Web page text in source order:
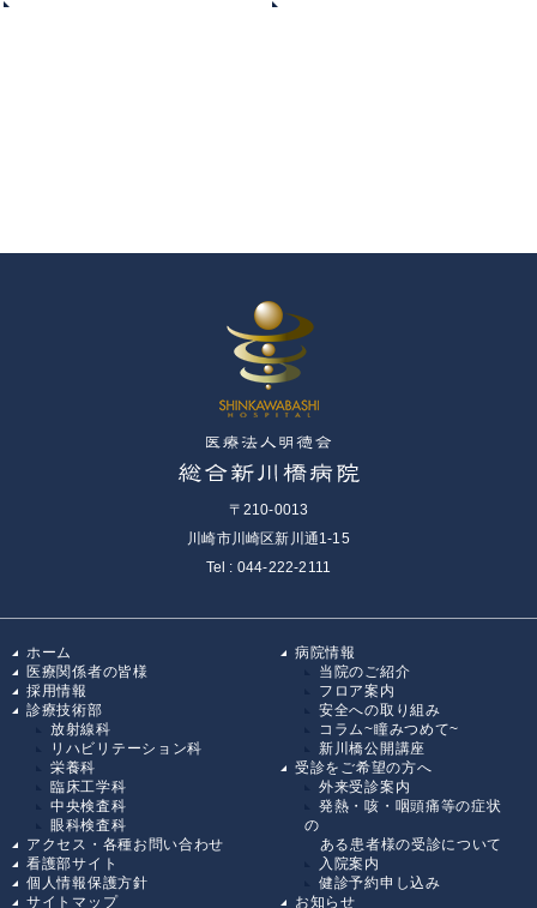
〒210-0013
川崎市川崎区新川通1-15
Tel : 044-222-2111
ホーム
医療関係者の皆様
採用情報
診療技術部
放射線科
リハビリテーション科
栄養科
臨床工学科
中央検査科
眼科検査科
アクセス・各種お問い合わせ
看護部サイト
個人情報保護方針
サイトマップ
病院情報
当院のご紹介
フロア案内
安全への取り組み
コラム~瞳みつめて~
新川橋公開講座
受診をご希望の方へ
外来受診案内
発熱・咳・咽頭痛等の症状
の
ある患者様の受診について
入院案内
健診予約申し込み
お知らせ